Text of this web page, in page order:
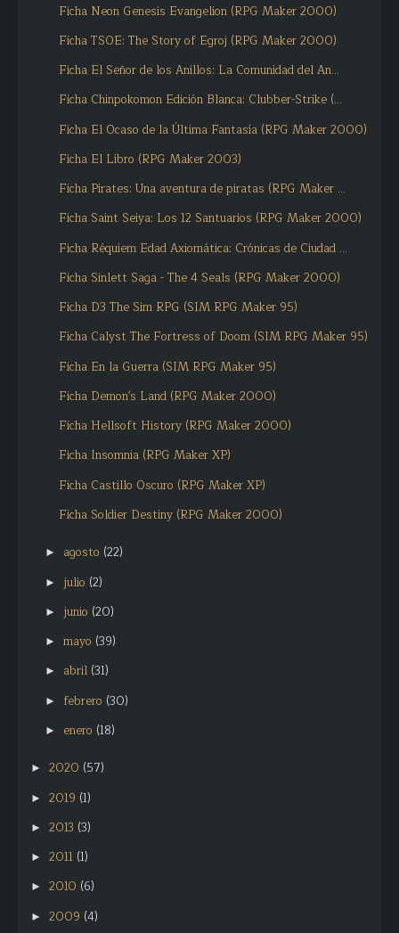
Ficha Neon Genesis Evangelion (RPG Maker 2000)
Ficha TSOE: The Story of Egroj (RPG Maker 2000)
Ficha El Señor de los Anillos: La Comunidad del An...
Ficha Chinpokomon Edición Blanca: Clubber-Strike (...
Ficha El Ocaso de la Última Fantasía (RPG Maker 2000)
Ficha El Libro (RPG Maker 2003)
Ficha Pirates: Una aventura de piratas (RPG Maker ...
Ficha Saint Seiya: Los 12 Santuarios (RPG Maker 2000)
Ficha Réquiem Edad Axiomática: Crónicas de Ciudad ...
Ficha Sinlett Saga - The 4 Seals (RPG Maker 2000)
Ficha D3 The Sim RPG (SIM RPG Maker 95)
Ficha Calyst The Fortress of Doom (SIM RPG Maker 95)
Ficha En la Guerra (SIM RPG Maker 95)
Ficha Demon's Land (RPG Maker 2000)
Ficha Hellsoft History (RPG Maker 2000)
Ficha Insomnia (RPG Maker XP)
Ficha Castillo Oscuro (RPG Maker XP)
Ficha Soldier Destiny (RPG Maker 2000)
► agosto (22)
► julio (2)
► junio (20)
► mayo (39)
► abril (31)
► febrero (30)
► enero (18)
► 2020 (57)
► 2019 (1)
► 2013 (3)
► 2011 (1)
► 2010 (6)
► 2009 (4)